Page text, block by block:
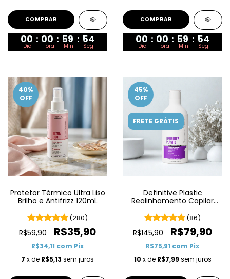
00 : 00 : 59 : 53
Dia Hora Min Seg
00 : 00 : 59 : 53
Dia Hora Min Seg
40%
OFF
Protetor Térmico Ultra Liso
Brilho e Antifrizz 120mL
(280)
R$59,90 R$35,90
R$34,11 com Pix
7 x de R$5,13 sem juros
45%
OFF
FRETE GRÁTIS
Definitive Plastic
Realinhamento Capilar
tratamento(86)
R$145,90 R$79,90
R$75,91 com Pix
10 x de R$7,99 sem juros